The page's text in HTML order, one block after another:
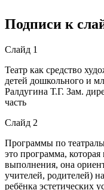
Подписи к
Слайд 1
Театр как средство
детей дошкольного и
Ралдугина Т.Г. Зам.
часть
Слайд 2
Программы по
это программа, которая
выполнения, она
учителей, родителей)
ребёнка эстетических